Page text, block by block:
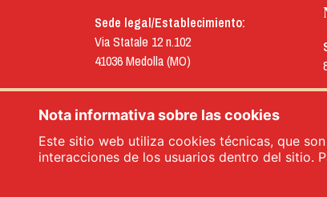
Sede legal/Establecimiento:
Via Statale 12 n.102
41036 Medolla (MO)
Oficinas:
Via Concordia n.25
Nota informativa sobre las cookies
Este sitio web utiliza cookies técnicas, que
interacciones de los usuarios dentro del sitio.